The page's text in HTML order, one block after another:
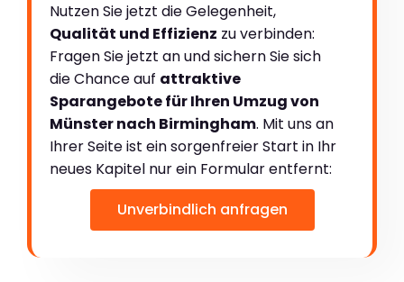
Nutzen Sie jetzt die Gelegenheit,
Qualität und Effizienz zu verbinden:
Fragen Sie jetzt an und sichern Sie sich
die Chance auf attraktive
Sparangebote für Ihren Umzug von
Münster nach Birmingham. Mit uns an
Ihrer Seite ist ein sorgenfreier Start in Ihr
neues Kapitel nur ein Formular entfernt:
Unverbindlich anfragen